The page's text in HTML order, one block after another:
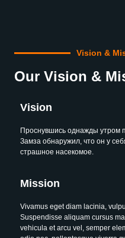
Vision &
Our Vision &
Vision
Проснувшись однажды утром
Замза обнаружил, что он у
страшное насекомое.
Mission
Vivamus eget diam lacinia,
Suspendisse aliquam cursus
vehicula et arcu vel, semper